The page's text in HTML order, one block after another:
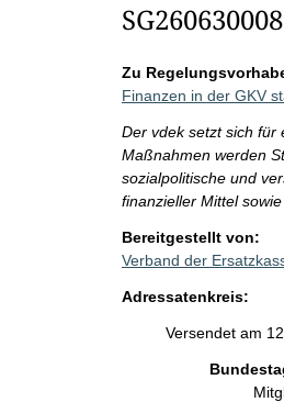
Zu
Finanzen in der GKV
Der vdek setzt sich für
Maßnahmen werden
sozialpolitische und
finanzieller Mittel
Bereitgestellt von:
Verband der
Adressatenkreis:
Versendet am